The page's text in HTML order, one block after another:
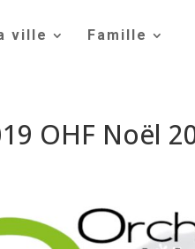
ville Famille
OHF Noël